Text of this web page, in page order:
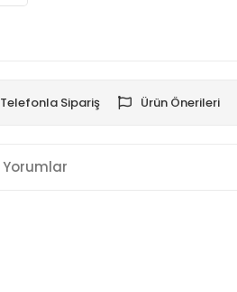
Telefonla Sipariş Ürün Önerileri
Yorumlar